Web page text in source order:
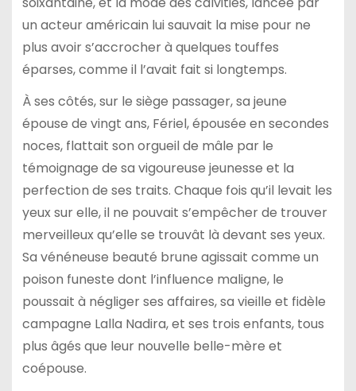
un acteur américain lui sauvait la mise pour ne
plus avoir s’accrocher à quelques touffes
éparses, comme il l’avait fait si longtemps.
À ses côtés, sur le siège passager, sa jeune
épouse de vingt ans, Fériel, épousée en secondes
noces, flattait son orgueil de mâle par le
témoignage de sa vigoureuse jeunesse et la
perfection de ses traits. Chaque fois qu’il levait les
yeux sur elle, il ne pouvait s’empêcher de trouver
merveilleux qu’elle se trouvât là devant ses yeux.
Sa vénéneuse beauté brune agissait comme un
poison funeste dont l’influence maligne, le
poussait à négliger ses affaires, sa vieille et fidèle
campagne Lalla Nadira, et ses trois enfants, tous
plus âgés que leur nouvelle belle-mère et
coépouse.